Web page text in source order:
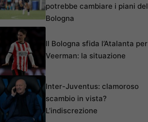
potrebbe cambiare i piani del
Bologna
Il Bologna sfida l’Atalanta per
Veerman: la situazione
Inter-Juventus: clamoroso
scambio in vista?
L’indiscrezione